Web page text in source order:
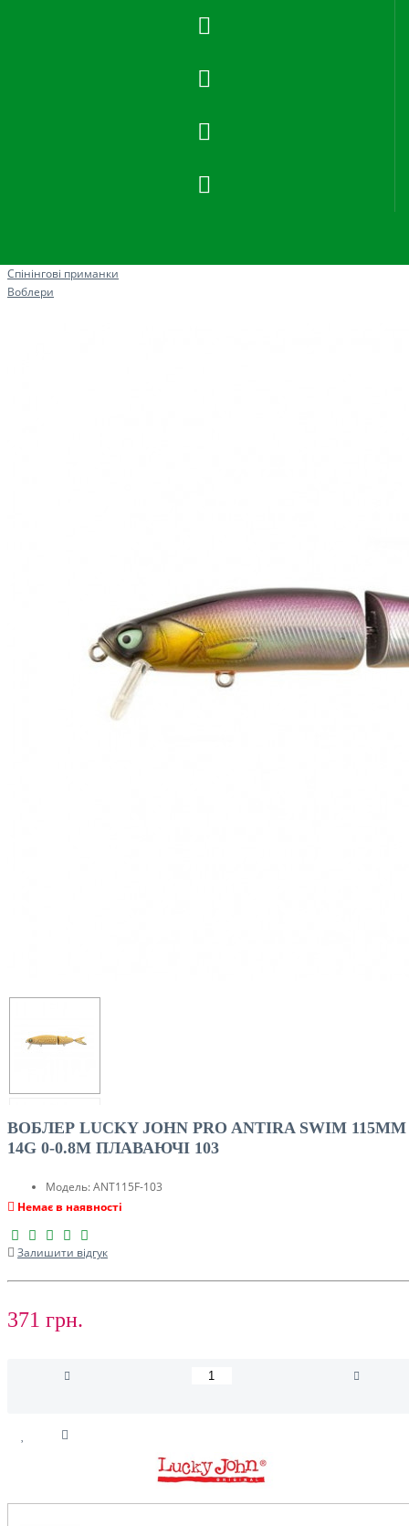
Спінінгові приманки
Воблери
ВОБЛЕР LUCKY JOHN PRO ANTIRA SWIM 115MM
14G 0-0.8M ПЛАВАЮЧІ 103
Модель:ANT115F-103
Немає в наявності
Залишити відгук
371 грн.